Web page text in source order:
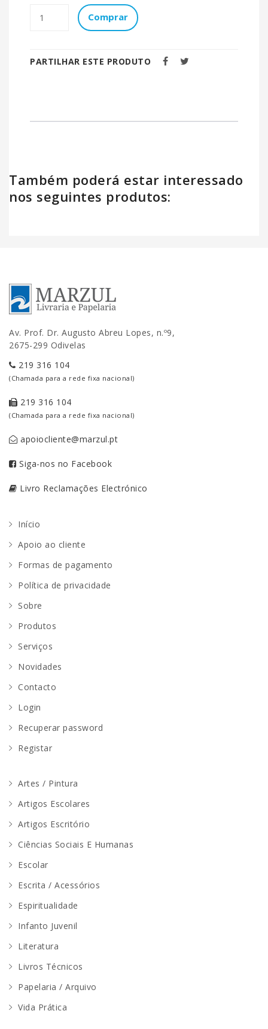
Comprar
PARTILHAR ESTE PRODUTO
Também poderá estar interessado
nos seguintes produtos:
Av. Prof. Dr. Augusto Abreu Lopes, n.º9,
2675-299 Odivelas
219 316 104
(Chamada para a rede fixa nacional)
219 316 104
(Chamada para a rede fixa nacional)
apoiocliente@marzul.pt
Siga-nos no Facebook
Livro Reclamações Electrónico
Início
Apoio ao cliente
Formas de pagamento
Política de privacidade
Sobre
Produtos
Serviços
Novidades
Contacto
Login
Recuperar password
Registar
Artes / Pintura
Artigos Escolares
Artigos Escritório
Ciências Sociais E Humanas
Escolar
Escrita / Acessórios
Espiritualidade
Infanto Juvenil
Literatura
Livros Técnicos
Papelaria / Arquivo
Vida Prática